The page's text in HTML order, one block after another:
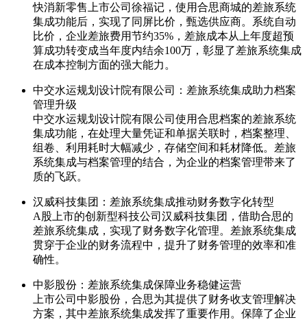
快消新零售上市公司徐福记，使用合思商城的差旅系统
集成功能后，实现了同屏比价，甄选供应商。系统自动
比价，企业差旅费用节约35%，差旅成本从上年度超预
算成功转变成当年度内结余100万，彰显了差旅系统集成
在成本控制方面的强大能力。
中交水运规划设计院有限公司：差旅系统集成助力档案
管理升级
中交水运规划设计院有限公司使用合思档案的差旅系统
集成功能，在处理大量凭证和单据关联时，档案整理、
组卷、利用耗时大幅减少，存储空间和耗材降低。差旅
系统集成与档案管理的结合，为企业的档案管理带来了
质的飞跃。
汉威科技集团：差旅系统集成推动财务数字化转型
A股上市的创新型科技公司汉威科技集团，借助合思的
差旅系统集成，实现了财务数字化管理。差旅系统集成
贯穿于企业的财务流程中，提升了财务管理的效率和准
确性。
中影股份：差旅系统集成保障业务稳健运营
上市公司中影股份，合思为其提供了财务收支管理解决
方案，其中差旅系统集成发挥了重要作用。保障了企业